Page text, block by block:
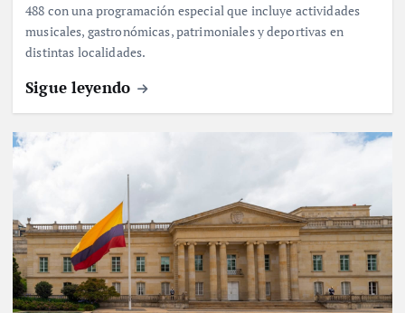
488 con una programación especial que incluye actividades
musicales, gastronómicas, patrimoniales y deportivas en
distintas localidades.
Sigue leyendo